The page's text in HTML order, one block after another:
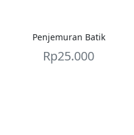
Penjemuran Batik
Rp25.000